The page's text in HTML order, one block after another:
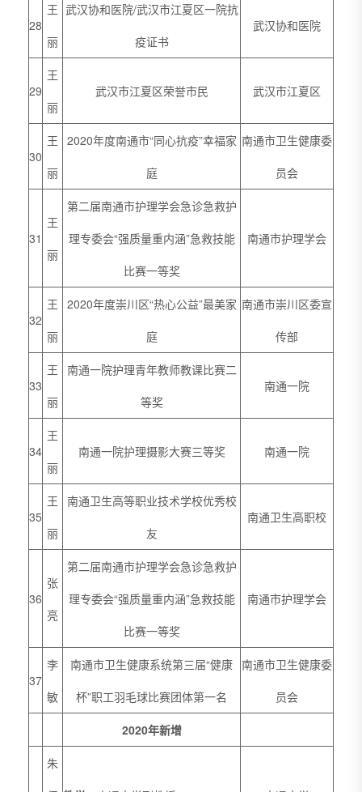
28
王
丽
武汉协和医院/武汉市江夏区一院抗
疫证书
武汉协和医院
29
王
丽
武汉市江夏区荣誉市民 武汉市江夏区
30
王
丽
2020年度南通市“同心抗疫”幸福家
庭
南通市卫生健康委
员会
31
王
丽
第二届南通市护理学会急诊急救护
理专委会“强质量重内涵”急救技能
比赛一等奖
南通市护理学会
32
王
丽
2020年度崇川区“热心公益”最美家
庭
南通市崇川区委宣
传部
33
王
丽
南通一院护理青年教师教课比赛二
等奖
南通一院
34
王
丽
南通一院护理摄影大赛三等奖 南通一院
35
王
丽
南通卫生高等职业技术学校优秀校
友
南通卫生高职校
36
张
亮
第二届南通市护理学会急诊急救护
理专委会“强质量重内涵”急救技能
比赛一等奖
南通市护理学会
37
李
敏
南通市卫生健康系统第三届“健康
杯”职工羽毛球比赛团体第一名
南通市卫生健康委
员会
2020年新增
朱